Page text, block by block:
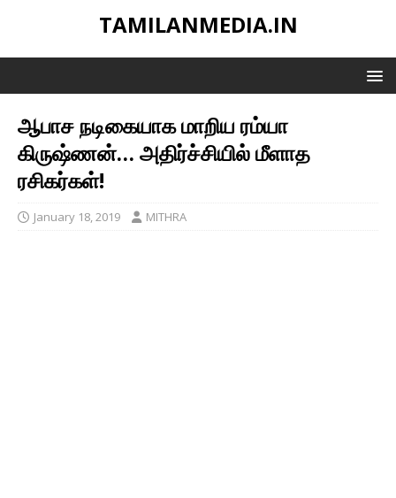
TAMILANMEDIA.IN
ஆபாச நடிகையாக மாறிய ரம்யா
கிருஷ்ணன்… அதிர்ச்சியில் மீளாத
ரசிகர்கள்!
January 18, 2019 MITHRA